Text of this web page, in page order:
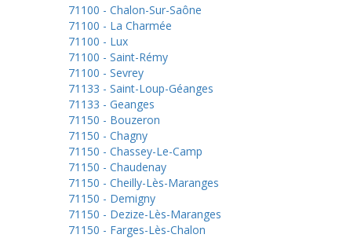
71100 - Chalon-Sur-Saône
71100 - La Charmée
71100 - Lux
71100 - Saint-Rémy
71100 - Sevrey
71133 - Saint-Loup-Géanges
71133 - Geanges
71150 - Bouzeron
71150 - Chagny
71150 - Chassey-Le-Camp
71150 - Chaudenay
71150 - Cheilly-Lès-Maranges
71150 - Demigny
71150 - Dezize-Lès-Maranges
71150 - Farges-Lès-Chalon